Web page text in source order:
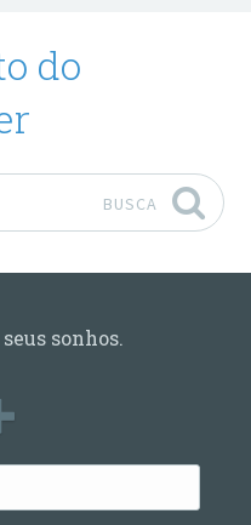
BUSCA
sonhos.